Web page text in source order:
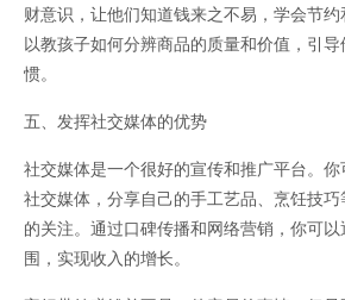
财意识，让他们知道钱来之不易，学会节
以教孩子如何分辨商品的质量和价值，引
惯。
五、发挥社交媒体的优势
社交媒体是一个很好的宣传和推广平台。
社交媒体，分享自己的手工艺品、烹饪技
的关注。通过口碑传播和网络营销，你可
围，实现收入的增长。